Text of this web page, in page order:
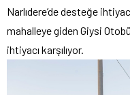
Narlıdere’de desteğe
mahalleye giden Giysi
ihtiyacı karşılıyor.